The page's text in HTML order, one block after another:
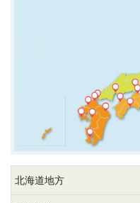
北海道地方